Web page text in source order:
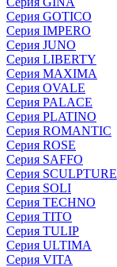
Серия GOTICO
Серия IMPERO
Серия JUNO
Серия LIBERTY
Серия MAXIMA
Серия OVALE
Серия PALACE
Серия PLATINO
Серия ROMANTIC
Серия ROSE
Серия SAFFO
Серия SCULPTURE
Серия SOLI
Серия TECHNO
Серия TITO
Серия TULIP
Серия ULTIMA
Серия VITA